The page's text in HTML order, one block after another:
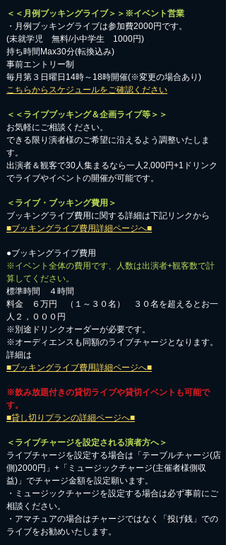
＜＜月例ブッキングライブ＞＞※イベント営業
・月例ブッキングライブは参加費2000円です。
​(未就学児 無料/小中学生 1000円)
持ち時間Max30分(転換込み)
事前エントリー制
毎月第３日曜日14時～18時開催(※変更の場合あり)
こちらからスケジュールをご確認ください
＜＜ライブブッキング＆企画ライブ等＞＞
お気軽にご相談ください。​
​できる限り演者様のご希望に沿えるよう調整いたしま
す。
出演者＆観客で30人集まるなら一人2,000円+1ドリンク
でライブやイベントの開催が可能です。
＜ライブ・ブッキング費用＞
ブッキングライブ費用に関する詳細は下記リンクから
■ブッキングライブ費用詳細ページへ■
●ブッキングライブ費用
※イベント全体の費用です、人数は出演者+観客数で計
算してください。
標準時間 ４時間
料金 ６万円 （１～３０名） ３０名を超えるとお一
人２，０００円
※別途ドリンクオーダーが必要です。
※オーディエンスも同額のライブチャージとなります。
詳細は
■ブッキングライブ費用詳細ページへ■
※飲み放題付きの貸切ライブや貸切イベントも可能で
す。
■貸し切りプランの詳細ページへ■
＜ライブチャージを設定される演者方へ＞
ライブチャージを設定する場合は「テーブルチャージ(店
側)2000円」+「ミュージックチャージ(主催者様側収
益)」でチャージ金額を設定願います。
・ミュージックチャージを設定する場合は必ず事前にご
相談ください。
​・アマチュアの場合はチャージではなく「投げ銭」での
ライブをお勧めいたします。